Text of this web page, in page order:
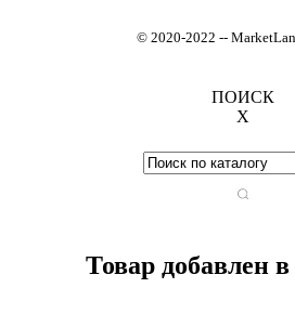
© 2020-2022 --
ПОИСК
X
Товар добавлен